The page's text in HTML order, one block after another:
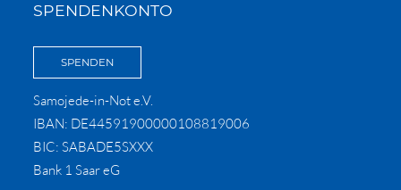
SPENDENKONTO
SPENDEN
Samojede-in-Not e.V.
IBAN: DE44591900000108819006
BIC: SABADE5SXXX
Bank 1 Saar eG